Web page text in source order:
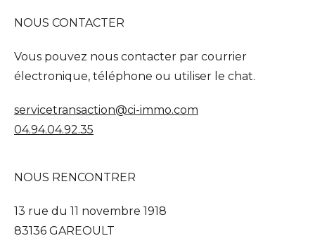
NOUS CONTACTER
Vous pouvez nous contacter par courrier
électronique, téléphone ou utiliser le chat.
servicetransaction@ci-immo.com
04.94.04.92.35
NOUS RENCONTRER
13 rue du 11 novembre 1918
83136 GAREOULT